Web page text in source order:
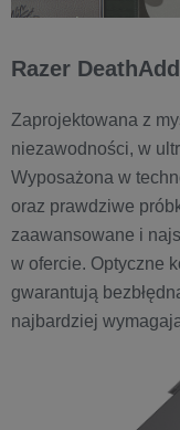
Razer
Zaprojektowana z
niezawodności, w
Wyposażona w
oraz prawdziwe
zaawansowane i
w ofercie. Optyczne
gwarantują
najbardziej